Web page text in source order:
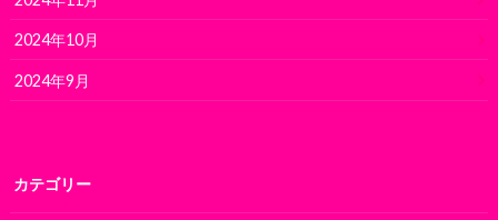
2024年10月
2024年9月
カテゴリー